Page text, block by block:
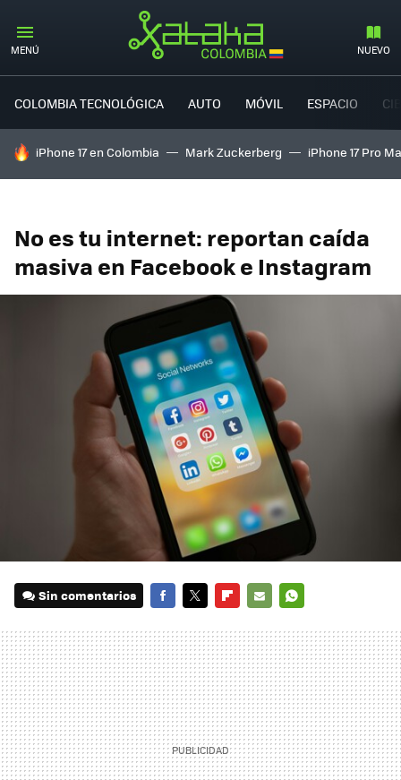
MENÚ NUEVO
COLOMBIA TECNOLÓGICA AUTO MÓVIL ESPACIO
HOY SE HABLA DE
iPhone 17 en Colombia Mark Zuckerberg iPhone 17 Pro
No es tu internet: reportan caída
masiva en Facebook e Instagram
Sin comentarios
MAIL